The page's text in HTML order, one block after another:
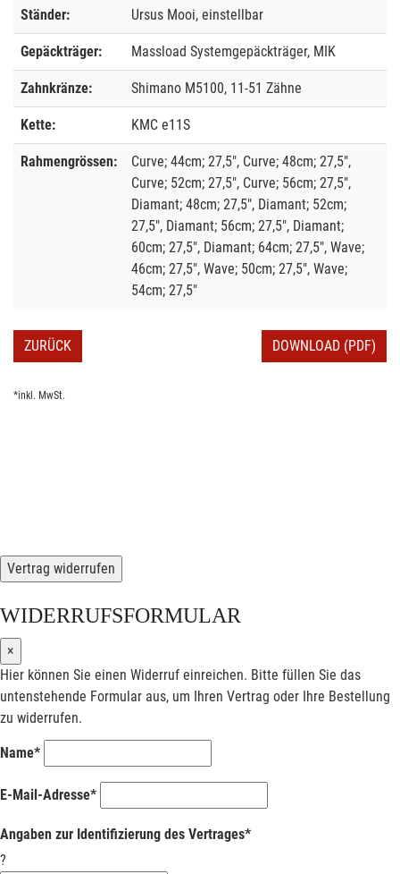
Ständer: Ursus Mooi, einstellbar
Gepäckträger: Massload Systemgepäckträger, MIK
Zahnkränze: Shimano M5100, 11-51 Zähne
Kette: KMC e11S
Rahmengrössen:
Curve; 44cm; 27,5", Curve; 48cm; 27,5",
Curve; 52cm; 27,5", Curve; 56cm; 27,5",
Diamant; 48cm; 27,5", Diamant; 52cm;
27,5", Diamant; 56cm; 27,5", Diamant;
60cm; 27,5", Diamant; 64cm; 27,5", Wave;
46cm; 27,5", Wave; 50cm; 27,5", Wave;
54cm; 27,5"
ZURÜCK DOWNLOAD (PDF)
*inkl. MwSt.
Vertrag widerrufen
WIDERRUFSFORMULAR
×
Hier können Sie einen Widerruf einreichen. Bitte füllen Sie das
untenstehende Formular aus, um Ihren Vertrag oder Ihre Bestellung
zu widerrufen.
Name*
E-Mail-Adresse*
Angaben zur Identifizierung des Vertrages*
?